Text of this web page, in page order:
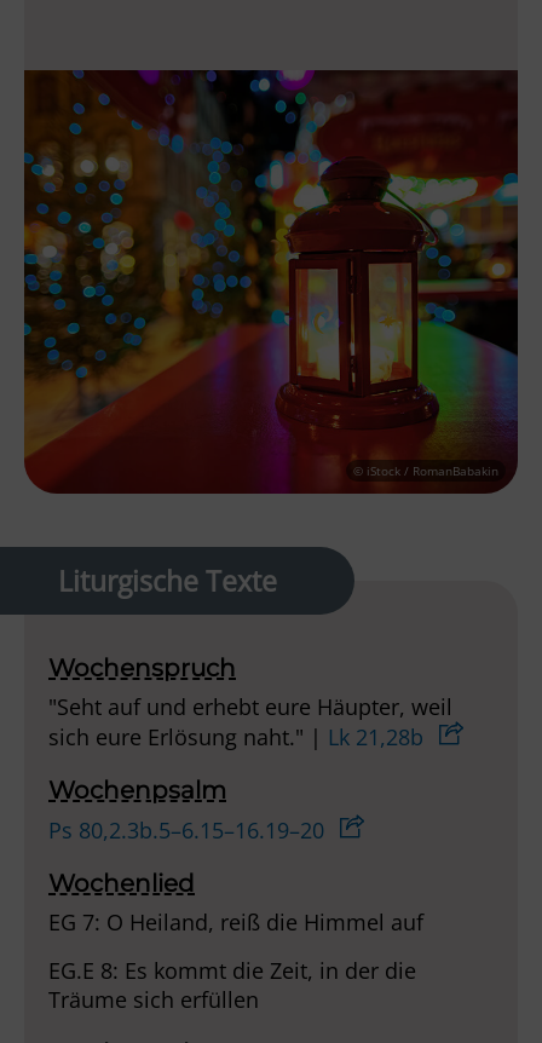
© iStock / RomanBabakin
Liturgische Texte
Wochenspruch
"Seht auf und erhebt eure Häupter, weil
sich eure Erlösung naht." | Lk 21,28b
Wochenpsalm
Ps 80,2.3b.5–6.15–16.19–20
Wochenlied
EG 7: O Heiland, reiß die Himmel auf
EG.E 8: Es kommt die Zeit, in der die
Träume sich erfüllen